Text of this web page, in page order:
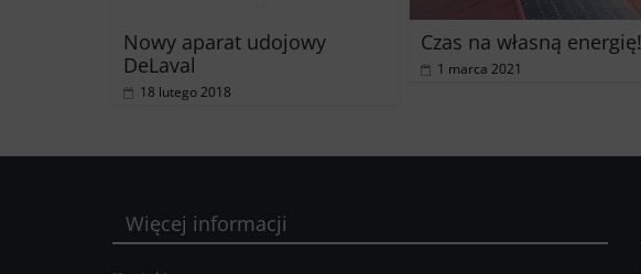
Nowy aparat udojowy
DeLaval
18 lutego 2018
Czas na własną energię!
1 marca 2021
Więcej informacji